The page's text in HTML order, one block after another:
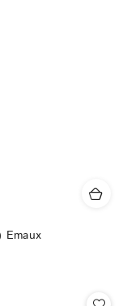
Emaux